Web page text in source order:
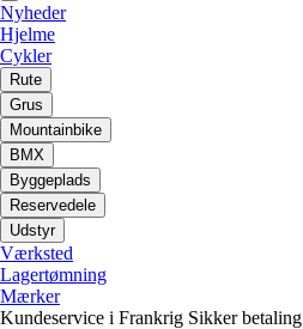
Nyheder
Hjelme
Cykler
Rute
Grus
Mountainbike
BMX
Byggeplads
Reservedele
Udstyr
Værksted
Lagertømning
Mærker
Kundeservice i Frankrig Sikker betaling